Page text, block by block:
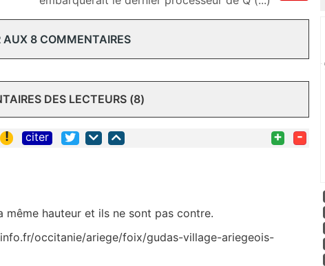
AUX 8 COMMENTAIRES
DES LECTEURS (8)
! citer + -
même hauteur et ils ne sont pas contre.
occitanie/ariege/foix/gudas-village-ariegeois-